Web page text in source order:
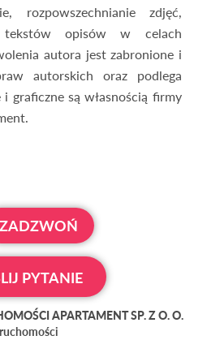
rozpowszechnianie zdjęć,
tekstów opisów w celach
autora jest zabronione i
autorskich oraz podlega
graficzne są własnością firmy
ZADZWOŃ
PYTANIE
APARTAMENT SP. Z O. O.